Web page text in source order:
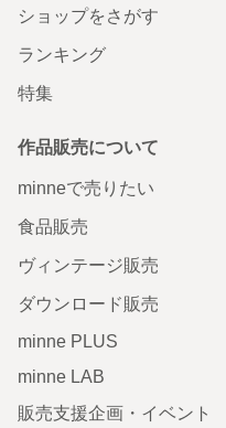
ショップをさがす
ランキング
特集
作品販売について
minneで売りたい
食品販売
ヴィンテージ販売
ダウンロード販売
minne PLUS
minne LAB
販売支援企画・イベント